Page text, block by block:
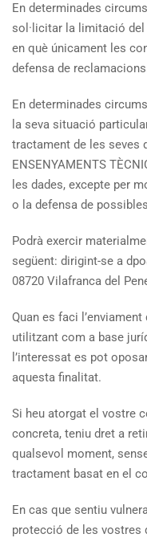
En determinades
sol·licitar la limitació
en què únicament les
defensa de
En determinades
la seva situació
tractament de les seves
ENSENYAMENTS
les dades, excepte per
o la defensa de
Podrà exercir
següent: dirigint-se a
08720 Vilafranca del
Quan es faci
utilitzant com a base
l’interessat es pot
aquesta finalitat.
Si heu atorgat el vostre
concreta, teniu dret a
qualsevol moment,
tractament basat en el
En cas que sentiu
protecció de les vostres